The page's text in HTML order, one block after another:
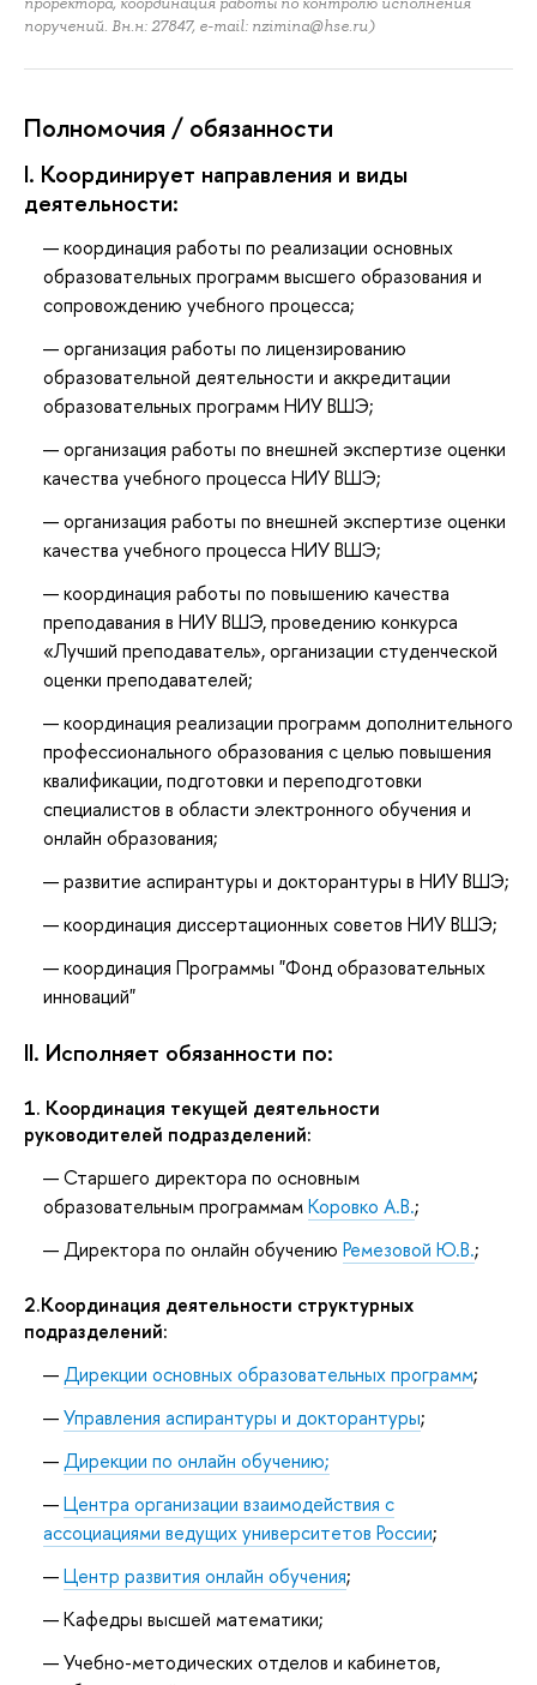
поручений. Вн.н: 27847, e-mail: nzimina@hse.ru)
Полномочия / обязанности
I. Координирует направления и виды
деятельности:
координация работы по реализации основных
образовательных программ высшего образования и
сопровождению учебного процесса;
организация работы по лицензированию
образовательной деятельности и аккредитации
образовательных программ НИУ ВШЭ;
организация работы по внешней экспертизе оценки
качества учебного процесса НИУ ВШЭ;
организация работы по внешней экспертизе оценки
качества учебного процесса НИУ ВШЭ;
координация работы по повышению качества
преподавания в НИУ ВШЭ, проведению конкурса
«Лучший преподаватель», организации студенческой
оценки преподавателей;
координация реализации программ дополнительного
профессионального образования с целью повышения
квалификации, подготовки и переподготовки
специалистов в области электронного обучения и
онлайн образования;
развитие аспирантуры и докторантуры в НИУ ВШЭ;
координация диссертационных советов НИУ ВШЭ;
координация Программы "Фонд образовательных
инноваций"
II. Исполняет обязанности по:
1. Координация текущей деятельности
руководителей подразделений:
Старшего директора по основным
образовательным программамКоровко А.В.;
Директора по онлайн обучению Ремезовой Ю.В.;
2.Координация деятельности структурных
подразделений:
Дирекции основных образовательных программ;
Управления аспирантуры и докторантуры;
Дирекции по онлайн обучению;
Центра организации взаимодействия с
ассоциациями ведущих университетов России;
Центр развития онлайн обучения;
Кафедры высшей математики;
Учебно-методических отделов и кабинетов,